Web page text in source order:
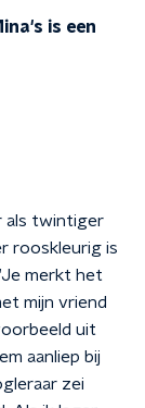
is een
als twintiger
rooskleurig is
merkt het
mijn vriend
uit
aanliep bij
zei